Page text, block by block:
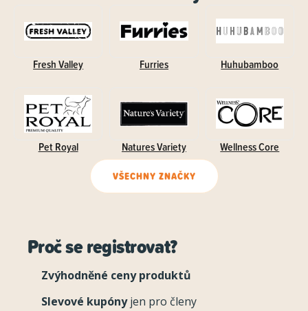
Fresh Valley Furries Huhubamboo
Pet Royal Natures Variety Wellness Core
VŠECHNY ZNAČKY
Proč se registrovat?
Zvýhodněné ceny produktů
Slevové kupónyjen pro členy